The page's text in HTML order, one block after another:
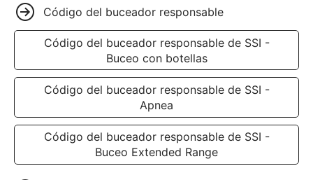
Código del buceador responsable
Código del buceador responsable de SSI -
Buceo con botellas
Código del buceador responsable de SSI -
Apnea
Código del buceador responsable de SSI -
Buceo Extended Range